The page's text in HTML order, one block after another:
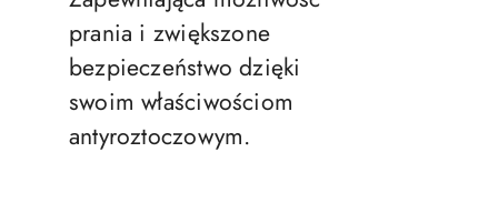
prania i zwiększone
bezpieczeństwo dzięki
swoim właściwościom
antyroztoczowym.